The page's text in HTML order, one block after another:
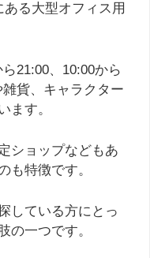
る大型オフィス用
21:00、10:00から
貨、キャラクター
ます。
ショップなどもあ
も特徴です。
している方にとっ
の一つです。